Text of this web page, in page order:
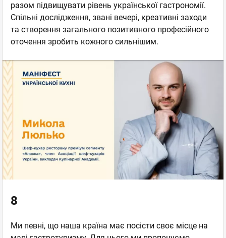
разом підвищувати рівень української гастрономії.
Спільні дослідження, звані вечері, креативні заходи
та створення загального позитивного професійного
оточення зробить кожного сильнішим.
8
Ми певні, що наша країна має посісти своє місце на